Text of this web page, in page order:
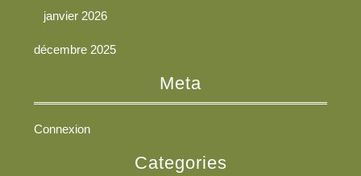
janvier 2026
décembre 2025
Meta
Connexion
Categories